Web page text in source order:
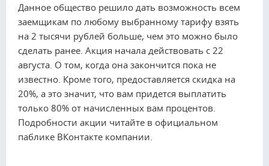
Данное общество решило дать возможность всем
заемщикам по любому выбранному тарифу взять
на 2 тысячи рублей больше, чем это можно было
сделать ранее. Акция начала действовать с 22
августа. О том, когда она закончится пока не
известно. Кроме того, предоставляется скидка на
20%, а это значит, что вам придется выплатить
только 80% от начисленных вам процентов.
Подробности акции читайте в официальном
паблике ВКонтакте компании.